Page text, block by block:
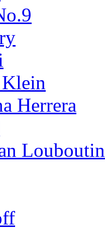
Herrera
Louboutin